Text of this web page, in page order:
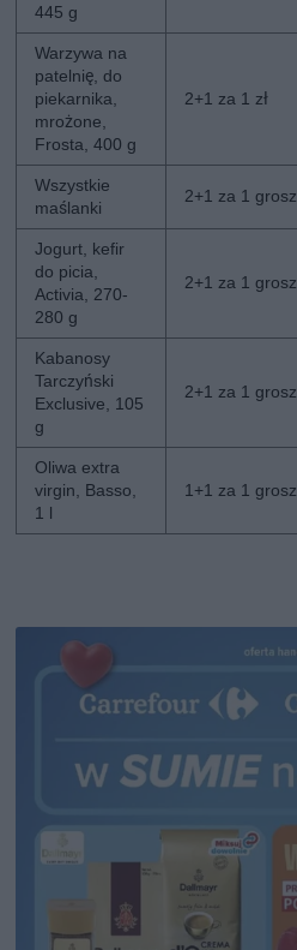
445 g
Warzywa na
patelnię, do
piekarnika,
mrożone,
Frosta, 400 g
2+1 za 1 zł
Wszystkie
maślanki
2+1 za 1 grosz
Jogurt, kefir
do picia,
Activia, 270-
280 g
2+1 za 1 grosz
Kabanosy
Tarczyński
Exclusive, 105
g
2+1 za 1 grosz
Oliwa extra
virgin, Basso,
1 l
1+1 za 1 grosz